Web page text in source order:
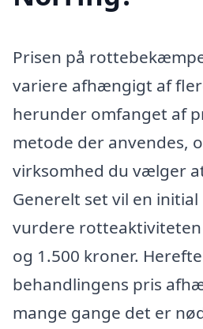
Prisen på
variere afhængigt af
herunder omfanget af
metode der anvendes,
virksomhed du vælger
Generelt set vil en
vurdere rotteaktiviteten
og 1.500 kroner.
behandlingens pris
mange gange det er